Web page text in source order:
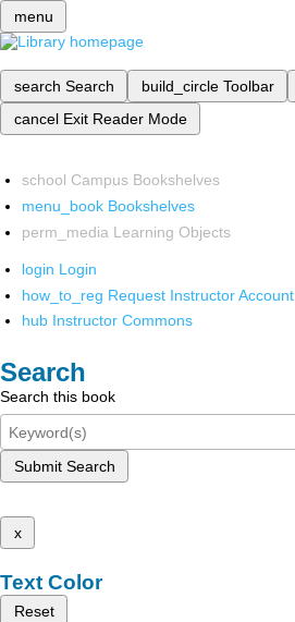
menu
search Search build_circle Toolbar
cancel Exit Reader Mode
school Campus Bookshelves
menu_book Bookshelves
perm_media Learning Objects
login Login
how_to_reg Request Instructor Account
hub Instructor Commons
Search
Search this book
Submit Search
x
Text Color
Reset